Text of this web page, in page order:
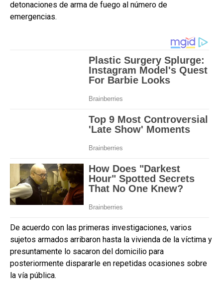
detonaciones de arma de fuego al número de
emergencias.
De acuerdo con las primeras investigaciones, varios
sujetos armados arribaron hasta la vivienda de la víctima y
presuntamente lo sacaron del domicilio para
posteriormente dispararle en repetidas ocasiones sobre
la vía pública.